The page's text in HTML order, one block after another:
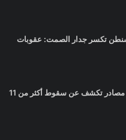
تكسر جدار الصمت: عقوبات
مجزرة في الجنوب: مصادر تكشف عن سقوط أكثر من 11